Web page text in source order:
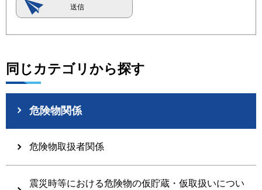
同じカテゴリから探す
危険物関係
危険物取扱者関係
震災時等における危険物の仮貯蔵・仮取扱いについ